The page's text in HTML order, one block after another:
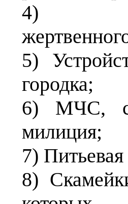
4)
5)
городка;
6) МЧС,
милиция;
7)
8)